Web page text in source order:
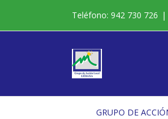
contenido
Teléfono: 942 730 726 |
GRUPO DE